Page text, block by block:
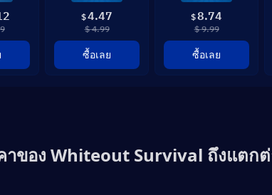
$4.47
$ 4.99
ซื้อเลย
$8.74
$ 9.99
ซื้อเลย
าของ Whiteout Survival ถึงแตก